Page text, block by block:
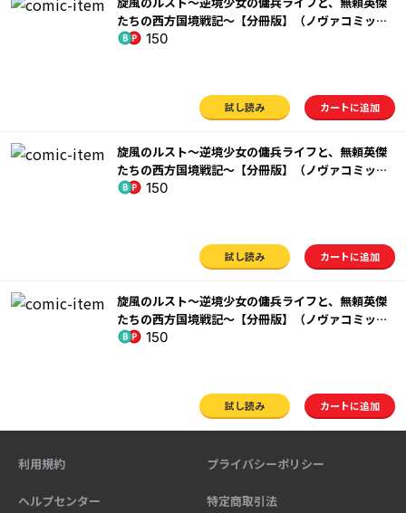
たちの西方国境戦記～【分冊版】（ノヴァコミック
ス）１０
150
試し読み カートに追加
旋風のルスト～逆境少女の傭兵ライフと、無頼英傑
たちの西方国境戦記～【分冊版】（ノヴァコミック
ス）１1150
試し読み カートに追加
旋風のルスト～逆境少女の傭兵ライフと、無頼英傑
たちの西方国境戦記～【分冊版】（ノヴァコミック
ス）１２
150
試し読み カートに追加
利用規約 プライバシーポリシー
ヘルプセンター 特定商取引法